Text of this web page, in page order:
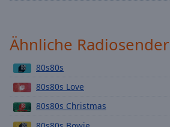
subtitles
settings,
subtitles
settings
Ähnliche Radiosender
80s80s
80s80s Love
80s80s Christmas